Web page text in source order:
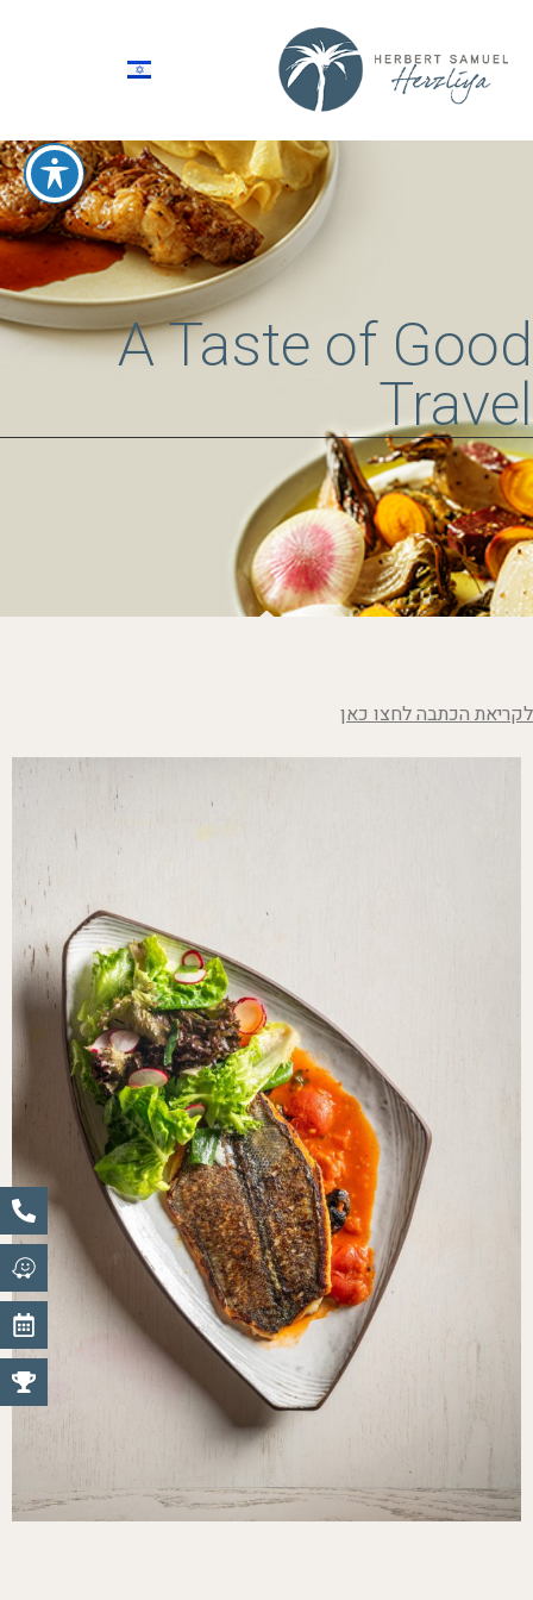
A Taste of Good
Travel
לקריאת הכתבה לחצו כאן